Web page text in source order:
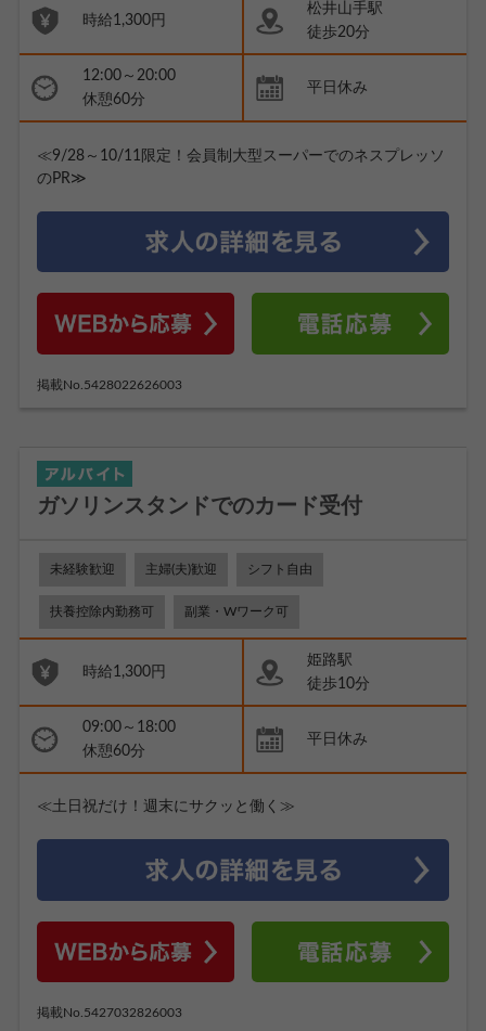
時給1,300円
松井山手駅
徒歩20分
12:00～20:00
休憩60分
平日休み
≪9/28～10/11限定！会員制大型スーパーでのネスプレッソ
のPR≫
掲載No.5428022626003
ガソリンスタンドでのカード受付
未経験歓迎 主婦(夫)歓迎 シフト自由
扶養控除内勤務可 副業・Wワーク可
時給1,300円
姫路駅
徒歩10分
09:00～18:00
休憩60分
平日休み
≪土日祝だけ！週末にサクッと働く≫
掲載No.5427032826003